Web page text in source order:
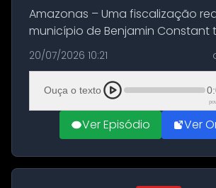
Amazonas – Uma fiscalização
município de Benjamin Constant
com a apreensão de
quilos de entorpecentes em uma
embarcação atracada no porto
materia...
20/07/2026 10:21
Ouça o texto
Ver Episódio Ver